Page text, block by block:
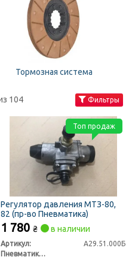
Тормозная система
104 Фильтры
Регулятор давления МТЗ-80,
82 (пр-во Пневматика)
1 780 ₴ в наличии
Артикул:
А29.51.000Б
Пневматик г. Винница
Топ продаж